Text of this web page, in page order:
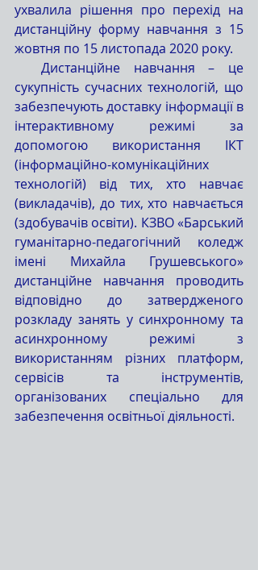
ухвалила рішення про перехід на
дистанційну форму навчання з 15
жовтня по 15 листопада 2020 року.
  Дистанційне навчання – це
сукупність сучасних технологій, що
забезпечують доставку інформації в
інтерактивному режимі за
допомогою використання ІКТ
(інформаційно-комунікаційних
технологій) від тих, хто навчає
(викладачів), до тих, хто навчається
(здобувачів освіти). КЗВО «Барський
гуманітарно-педагогічний коледж
імені Михайла Грушевського»
дистанційне навчання проводить
відповідно до затвердженого
розкладу занять у синхронному та
асинхронному режимі з
використанням різних платформ,
сервісів та інструментів,
організованих спеціально для
забезпечення освітньої діяльності.